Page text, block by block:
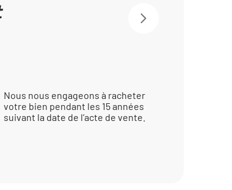
Nous nous engageons à racheter
votre bien pendant les 15 années
suivant la date de l’acte de vente.